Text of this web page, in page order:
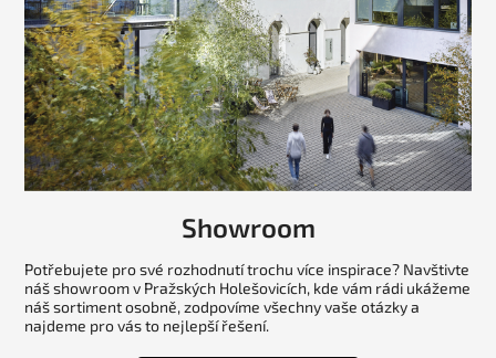
Showroom
Potřebujete pro své rozhodnutí trochu více inspirace? Navštivte
náš showroom v Pražských Holešovicích, kde vám rádi ukážeme
náš sortiment osobně, zodpovíme všechny vaše otázky a
najdeme pro vás to nejlepší řešení.